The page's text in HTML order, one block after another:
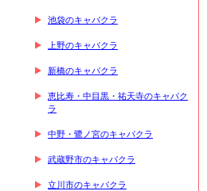
池袋のキャバクラ
上野のキャバクラ
新橋のキャバクラ
恵比寿・中目黒・祐天寺のキャバク
ラ
中野・鷺ノ宮のキャバクラ
武蔵野市のキャバクラ
立川市のキャバクラ